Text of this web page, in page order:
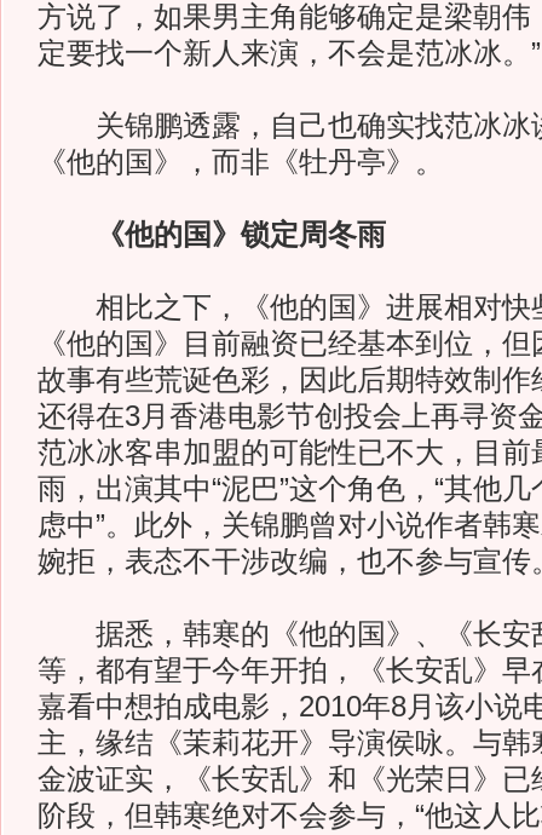
方说了，如果男主角能够确定是梁朝伟
定要找一个新人来演，不会是范冰冰。”
关锦鹏透露，自己也确实找范冰冰
《他的国》，而非《牡丹亭》。
《他的国》锁定周冬雨
相比之下，《他的国》进展相对快
《他的国》目前融资已经基本到位，
故事有些荒诞色彩，因此后期特效制作
还得在3月香港电影节创投会上再寻资
范冰冰客串加盟的可能性已不大，目前
雨，出演其中“泥巴”这个角色，“其他
虑中”。此外，关锦鹏曾对小说作者韩
婉拒，表态不干涉改编，也不参与宣传
据悉，韩寒的《他的国》、《长安
等，都有望于今年开拍，《长安乱》早
嘉看中想拍成电影，2010年8月该小说
主，缘结《茉莉花开》导演侯咏。与韩
金波证实，《长安乱》和《光荣日》已
阶段，但韩寒绝对不会参与，“他这人